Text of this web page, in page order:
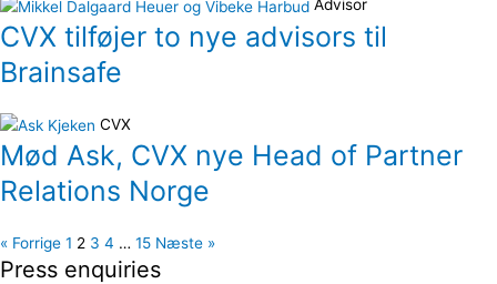
Advisor
CVX tilføjer to nye advisors til
Brainsafe
CVX
Mød Ask, CVX nye Head of Partner
Relations Norge
« Forrige 1 2 3 4 … 15 Næste »
Press enquiries